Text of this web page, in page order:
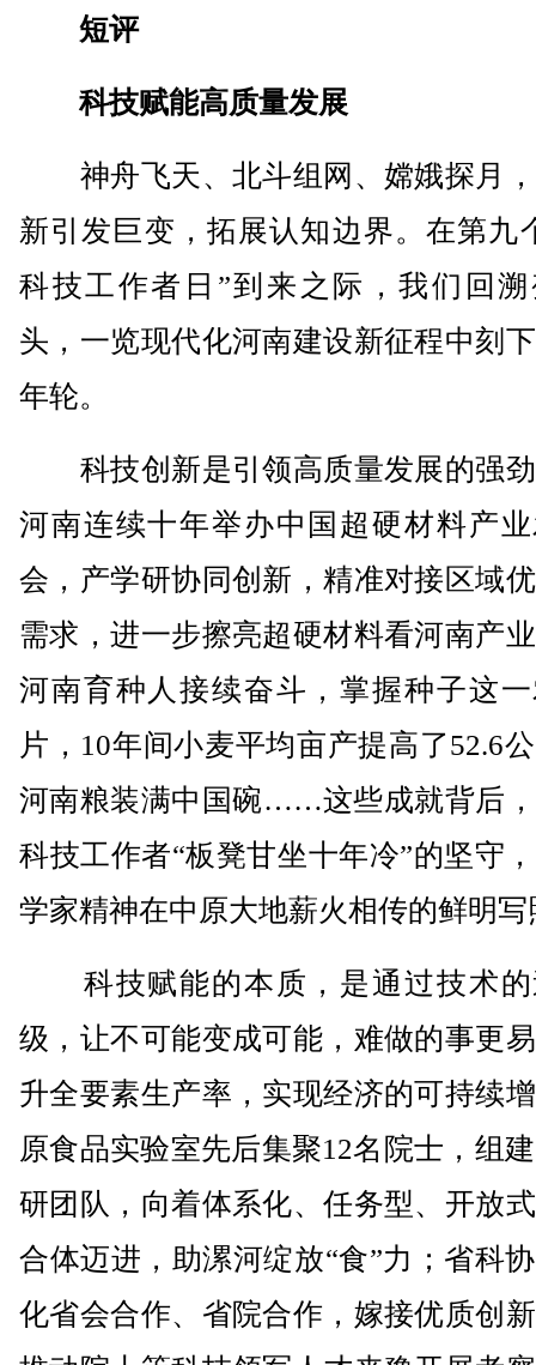
短评
科技赋能高质量发展
神舟飞天、北斗组网、嫦娥探月
新引发巨变，拓展认知边界。在第九
科技工作者日”到来之际，我们回
头，一览现代化河南建设新征程中刻
年轮。
科技创新是引领高质量发展的强
河南连续十年举办中国超硬材料产
会，产学研协同创新，精准对接区域
需求，进一步擦亮超硬材料看河南产
河南育种人接续奋斗，掌握种子这
片，10年间小麦平均亩产提高了52.6
河南粮装满中国碗……这些成就背后
科技工作者“板凳甘坐十年冷”的坚守
学家精神在中原大地薪火相传的鲜明写
科技赋能的本质，是通过技术的
级，让不可能变成可能，难做的事更
升全要素生产率，实现经济的可持续
原食品实验室先后集聚12名院士，组
研团队，向着体系化、任务型、开放
合体迈进，助漯河绽放“食”力；省科
化省会合作、省院合作，嫁接优质创